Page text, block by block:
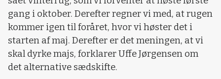
gang i oktober. Derefter regner vi med, at rugen
kommer igen til foråret, hvor vi høster det i
starten af maj. Derefter er det meningen, at vi
skal dyrke majs, forklarer Uffe Jørgensen om
det alternative sædskifte.